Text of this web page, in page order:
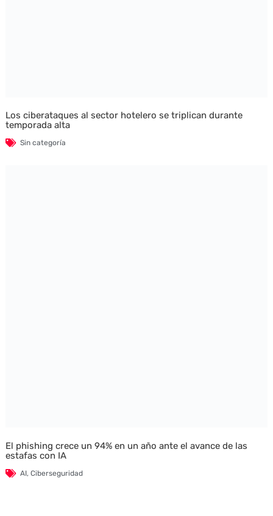
Los ciberataques al sector hotelero se triplican durante
temporada alta
Sin categoría
El phishing crece un 94% en un año ante el avance de las
estafas con IA
AI, Ciberseguridad